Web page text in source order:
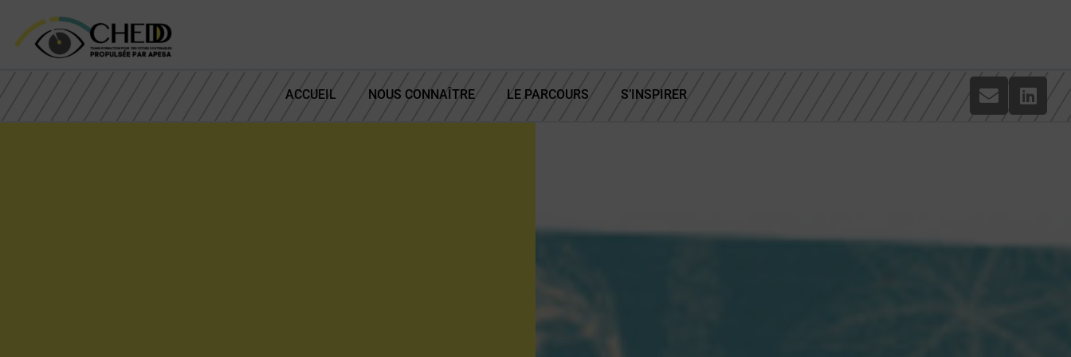
ACCUEIL NOUS CONNAÎTRE LE PARCOURS S’INSPIRER